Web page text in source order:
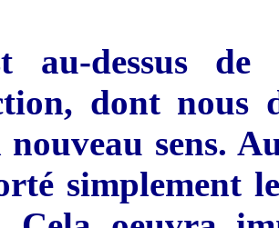
au-dessus
dont nous
sens.
simplement